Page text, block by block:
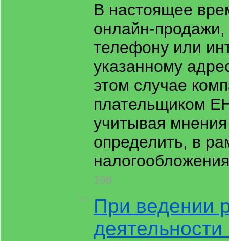
В настоящее
онлайн-продажи,
телефону или
указанному
этом случае
плательщиком
учитывая
определить, в
198
11:17
При ведении